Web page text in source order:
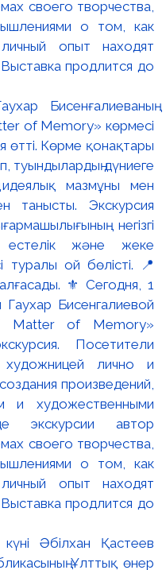
Бисенғалиеваның
of Memory» көрмесі
өтті. Көрме қонақтары
туындылардың дүниеге
мазмұны мен
танысты. Экскурсия
негізгі
және жеке
туралы ой бөлісті. 📍
⚜️ Сегодня, 1
Гаухар Бисенгалиевой
Matter of Memory»
Посетители
художницей лично и
произведений,
и художественными
экскурсии автор
своего творчества,
о том, как
опыт находят
продлится до